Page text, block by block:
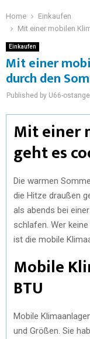
Home
Einkaufen
Mit einer mobilen
Einkaufen
Mit einer
durch den
Published by U66-
Mit einer
geht es
Die warmen
die Hitze draußen
als abends bei
schlafen. Wer
ist die mobile
Mobile
BTU
Mobile
und Größen. Sie